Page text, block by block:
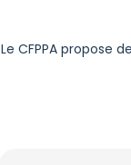
Le CFPPA propose